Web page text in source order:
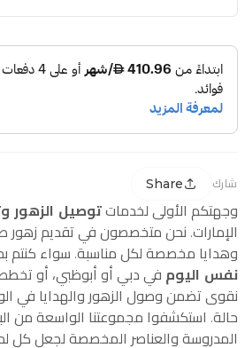
شارك Share
وجهتكم الأولى لخدمات توصيل الزهور
الإمارات. نحن متخصصون في تقديم زهور
وهدايا مخصصة لكل مناسبة. سواء كنتم
نفس اليوم في دبي أو أبوظبي، أو
نقوى تضمن وصول الزهور والهدايا في
حالة. استكشفوا مجموعتنا الواسعة من
المدروسة والعناصر المخصصة لجعل كل